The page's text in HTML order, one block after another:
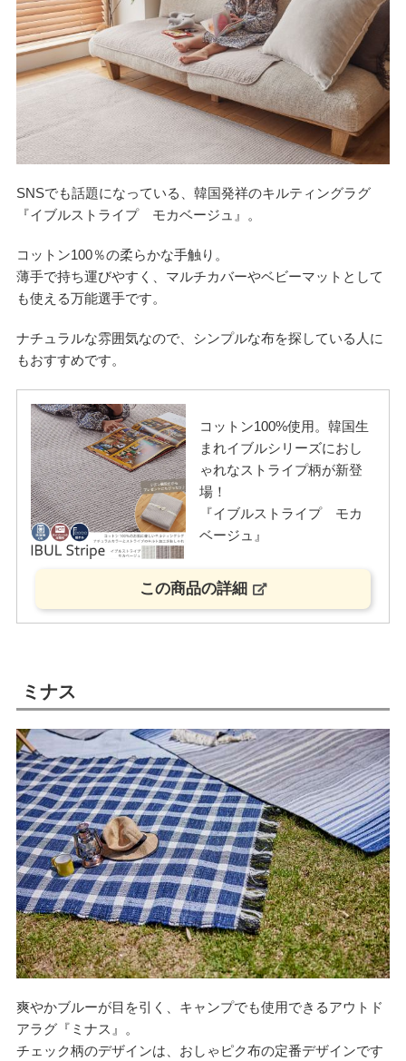
SNSでも話題になっている、韓国発祥のキルティングラグ
『イブルストライプ モカベージュ』。
コットン100％の柔らかな手触り。
薄手で持ち運びやすく、マルチカバーやベビーマットとして
も使える万能選手です。
ナチュラルな雰囲気なので、シンプルな布を探している人に
もおすすめです。
コットン100%使用。韓国生
まれイブルシリーズにおし
ゃれなストライプ柄が新登
場！
『イブルストライプ モカ
ベージュ』
この商品の詳細
ミナス
爽やかブルーが目を引く、キャンプでも使用できるアウトド
アラグ『ミナス』。
チェック柄のデザインは、おしゃピク布の定番デザインです